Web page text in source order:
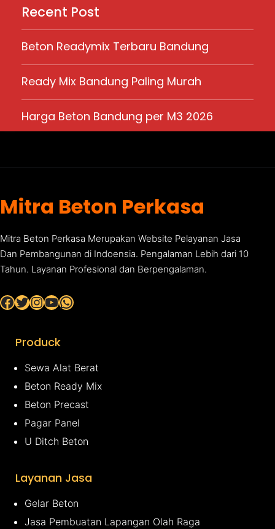
Recent Post
Beton Readymix Terbaru Bandung
Ready Mix Bandung Paling Murah
Harga Beton Bandung per M3 2026
Mitra Beton Perkasa
Mitra Beton Perkasa Merupakan Website Pelayanan Jasa
Dan Pembangunan di Indoensia. Pengalaman Lebih dari 10
Tahun. Layanan Profesional dan Berpengalaman.
Facebook Twitter InstagramYouTube WhatsApp
Produck
Sewa Alat Berat
Beton Ready Mix
Beton Precast
Pagar Panel
U Ditch Beton
Layanan Jasa
Gelar Beton
Jasa Pembuatan Lapangan Olah Raga